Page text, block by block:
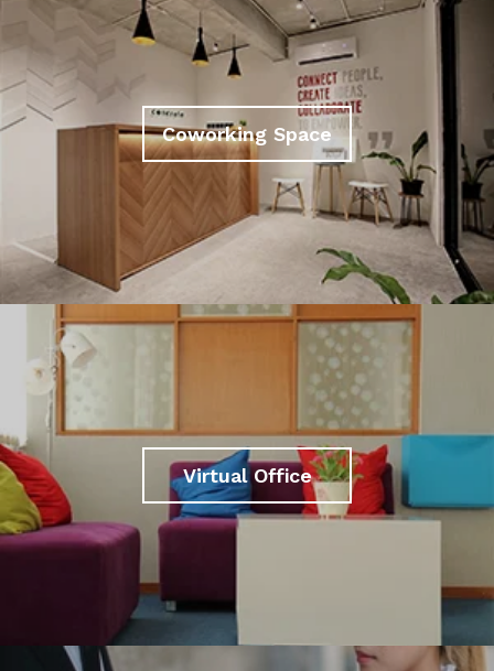
Coworking Space
Virtual Office